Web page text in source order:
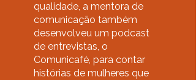
qualidade, a mentora de
comunicação também
desenvolveu um podcast
de entrevistas, o
Comunicafé, para contar
histórias de mulheres que